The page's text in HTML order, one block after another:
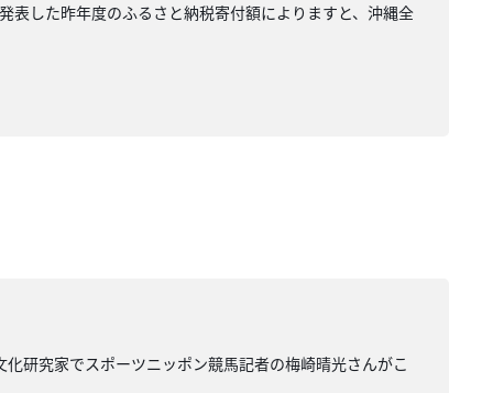
表した昨年度のふるさと納税寄付額によりますと、沖縄全
研究家でスポーツニッポン競馬記者の梅崎晴光さんがこ